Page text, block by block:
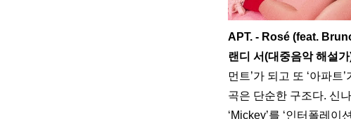
APT. - Rosé (feat.
랜디 서(대중음악 해설
먼트’가 되고 또 ‘아파트
곡은 단순한 구조다. 신
‘Mickey’를 ‘인터폴레